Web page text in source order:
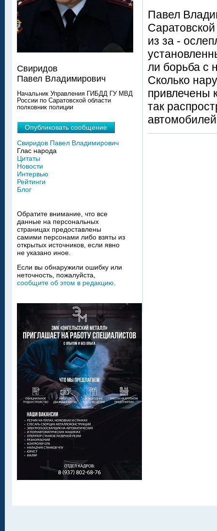
Павел
из за -
ли борьба с
Сколько
привлечены
так
Свиридов
Павел Владимирович
Начальник Управления ГИБДД ГУ МВД
России по Саратовской области
полковник полиции
Опубликовать сообщение
Свиридов Павел Владимирович
Глас народа
Цитаты
Новости
Интервью
Рейтинги
Блог
Обратите внимание, что все
данные на персональных
страницах предоставлены
самими персонами либо взяты из
открытых источников, если явно
не указано иное.
Если вы обнаружили ошибку или
неточность, пожалуйста,
сообщите об этом в редакцию